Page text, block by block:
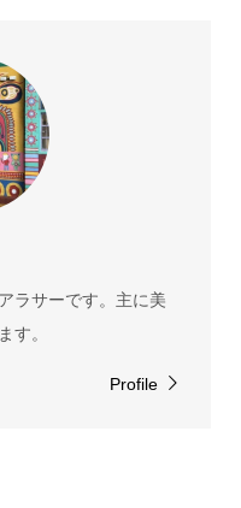
ラサーです。主に美
す。
Profile